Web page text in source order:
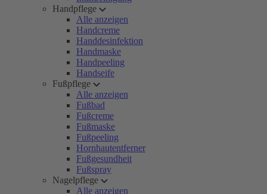
Handpflege
Alle anzeigen
Handcreme
Handdesinfektion
Handmaske
Handpeeling
Handseife
Fußpflege
Alle anzeigen
Fußbad
Fußcreme
Fußmaske
Fußpeeling
Hornhautentferner
Fußgesundheit
Fußspray
Nagelpflege
Alle anzeigen